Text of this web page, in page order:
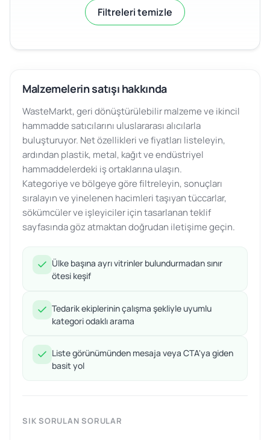
Filtreleri temizle
Malzemelerin satışı hakkında
WasteMarkt, geri dönüştürülebilir malzeme ve ikincil
hammadde satıcılarını uluslararası alıcılarla
buluşturuyor. Net özellikleri ve fiyatları listeleyin,
ardından plastik, metal, kağıt ve endüstriyel
hammaddelerdeki iş ortaklarına ulaşın.
Kategoriye ve bölgeye göre filtreleyin, sonuçları
sıralayın ve yinelenen hacimleri taşıyan tüccarlar,
sökümcüler ve işleyiciler için tasarlanan teklif
sayfasında göz atmaktan doğrudan iletişime geçin.
Ülke başına ayrı vitrinler bulundurmadan sınır
ötesi keşif
Tedarik ekiplerinin çalışma şekliyle uyumlu
kategori odaklı arama
Liste görünümünden mesaja veya CTA'ya giden
basit yol
SIK SORULAN SORULAR